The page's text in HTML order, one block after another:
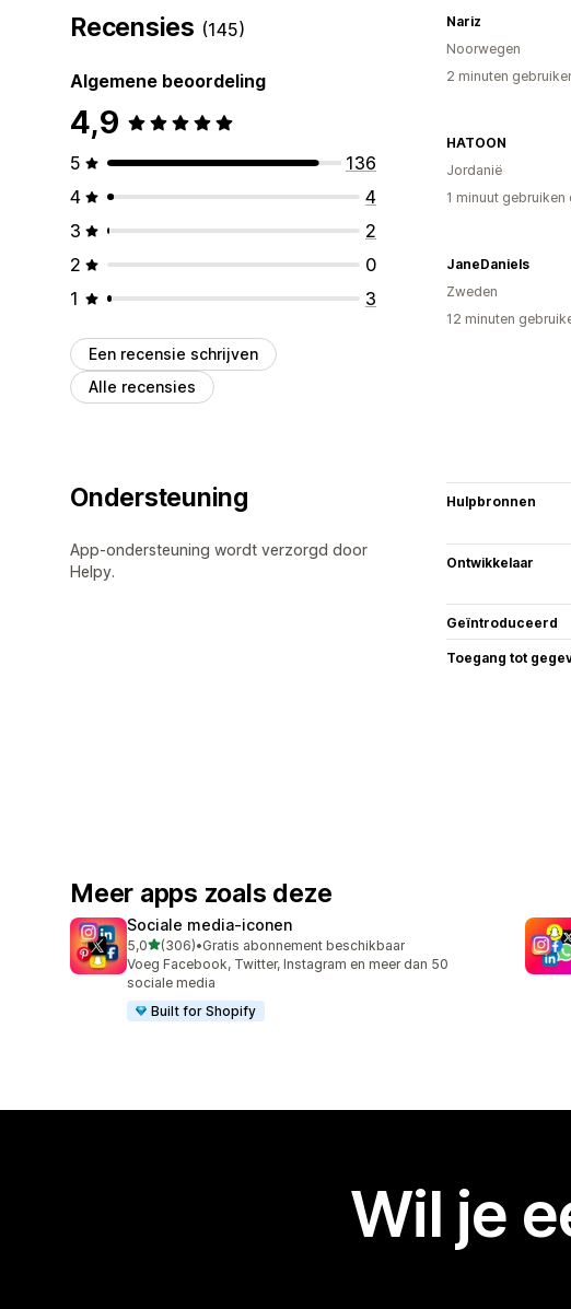
Recensies (145)
Algemene beoordeling
4,9
5
136
4
4
3
2
2
0
1
3
Een recensie schrijven
Alle recensies
Nariz
Noorwegen
2 minuten
HATOON
Jordanië
1 minuut gebruiken
JaneDaniels
Zweden
12 minuten
Ondersteuning
App-ondersteuning wordt verzorgd door
Helpy.
Hulpbronnen
Ontwikkelaar
Geïntroduceerd
Toegang tot
Meer apps zoals deze
Sociale media‑iconen
5,0van 5 sterren
(306)
306 recensies in totaal
•Gratis abonnement beschikbaar
Voeg Facebook, Twitter, Instagram en meer dan 50
sociale media
Built for Shopify
Wil je